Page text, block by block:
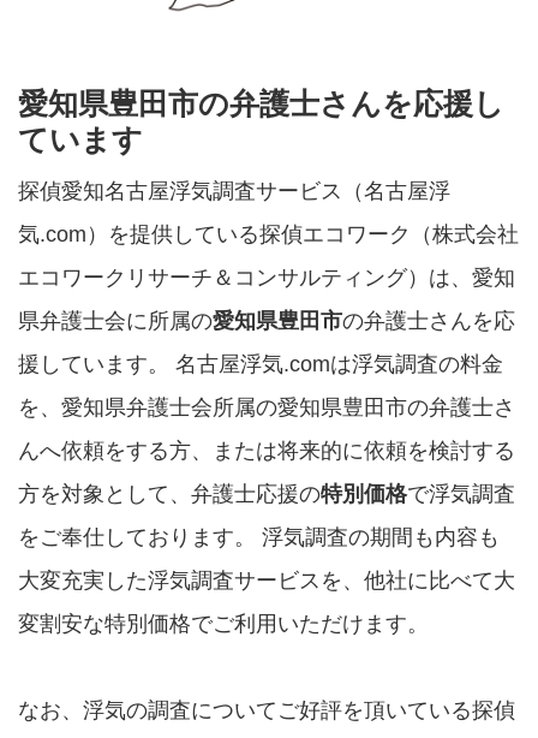
愛知県豊田市の弁護士さんを応援し
ています
探偵愛知名古屋浮気調査サービス（名古屋浮
気.com）を提供している探偵エコワーク（株式会社
エコワークリサーチ＆コンサルティング）は、愛知
県弁護士会に所属の愛知県豊田市の弁護士さんを応
援しています。 名古屋浮気.comは浮気調査の料金
を、愛知県弁護士会所属の愛知県豊田市の弁護士さ
んへ依頼をする方、または将来的に依頼を検討する
方を対象として、弁護士応援の特別価格で浮気調査
をご奉仕しております。 浮気調査の期間も内容も
大変充実した浮気調査サービスを、他社に比べて大
変割安な特別価格でご利用いただけます。
なお、浮気の調査についてご好評を頂いている探偵